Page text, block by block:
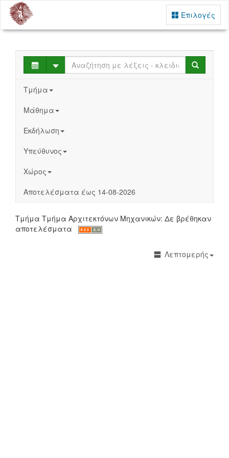
Επιλογές
Select Search
Τμήμα
Μάθημα
Εκδήλωση
Υπεύθυνος
Χώρος
Αποτελέσματα έως 14-08-2026
Τμήμα Τμήμα Αρχιτεκτόνων Μηχανικών: Δε βρέθηκαν
αποτελέσματα
Λεπτομερής